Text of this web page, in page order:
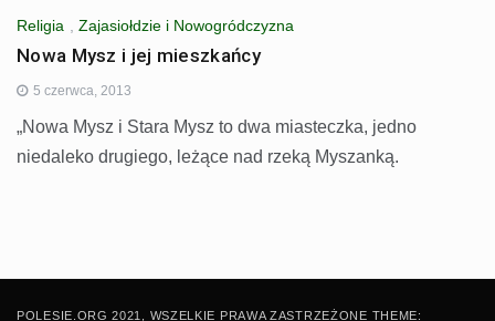
Religia Zajasiołdzie i Nowogródczyzna
Nowa Mysz i jej mieszkańcy
5 czerwca, 2013
„Nowa Mysz i Stara Mysz to dwa miasteczka, jedno
niedaleko drugiego, leżące nad rzeką Myszanką.
POLESIE.ORG 2021, WSZELKIE PRAWA ZASTRZEŻONE THEME: